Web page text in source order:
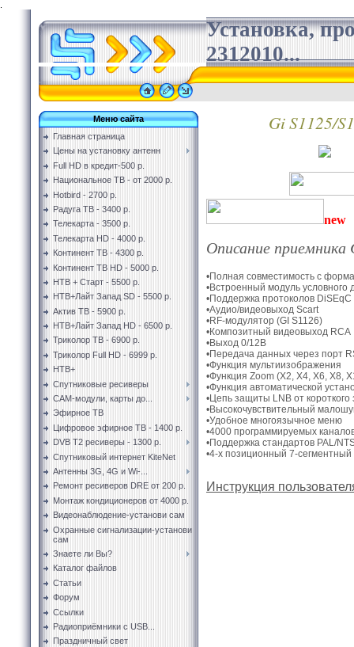
Установка,
2312010...
Меню сайта
Главная страница
Цены на установку антенн
Full HD в кредит-500 р.
Национальное ТВ - от 2000 р.
Hotbird - 2700 р.
Радуга ТВ - 3400 р.
Телекарта - 3500 р.
Телекарта HD - 4000 р.
Континент ТВ - 4300 р.
Континент ТВ HD - 5000 р.
НТВ + Старт - 5500 р.
НТВ+Лайт Запад SD - 5500 р.
Актив ТВ - 5900 р.
НТВ+Лайт Запад HD - 6500 р.
Триколор ТВ - 6900 р.
Триколор Full HD - 6999 р.
НТВ+
Спутниковые ресиверы
CAM-модули, карты до...
Эфирное ТВ
Цифровое эфирное ТВ - 1400 р.
DVB T2 ресиверы - 1300 р.
Спутниковый интернет KiteNet
Антенны 3G, 4G и Wi-...
Ремонт ресиверов DRE от 200 р.
Монтаж кондиционеров от 4000 р.
Видеонаблюдение-установи сам
Охранные сигнализации-установи
сам
Знаете ли Вы?
Каталог файлов
Статьи
Форум
Ссылки
Радиоприёмники с USB...
Праздничный свет
Gi S1125/
new
Описание приемника
•Полная совместимость с
•Встроенный модуль условного
•Поддержка протоколов
•Аудио/видеовыход Scart
•RF-модулятор (GI S1126)
•Композитный видеовыход RCA
•Выход 0/12В
•Передача данных через порт
•Функция мультиизображения
•Функция Zoom (X2, X4, X6, X8,
•Функция автоматической
•Цепь защиты LNB от
•Высокочувствительный
•Удобное многоязычное меню
•4000 программируемых
•Поддержка стандартов PAL/
•4-х позиционный 7-
Инструкция